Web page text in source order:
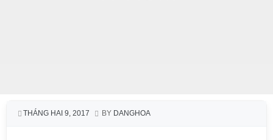
THÁNG HAI 9, 2017 BY DANGHOA